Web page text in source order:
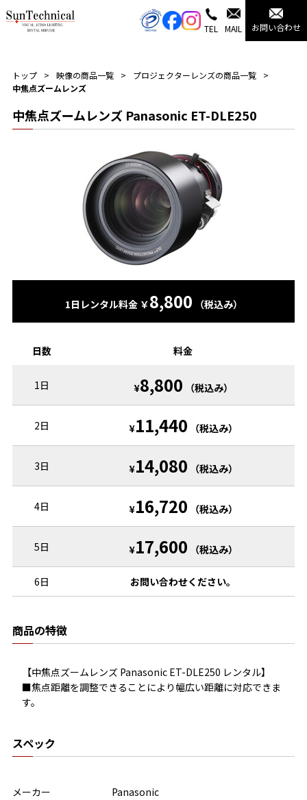
TEL MAIL お問い合わせ
トップ 映像の商品一覧
プロジェクターレンズの商品一覧
中焦点ズームレンズ
中焦点ズームレンズ Panasonic ET-DLE250
1日レンタル料金 ￥8,800 （税込み）
日数 料金
1日 ¥8,800 （税込み）
2日 ¥11,440 （税込み）
3日 ¥14,080 （税込み）
4日 ¥16,720 （税込み）
5日 ¥17,600 （税込み）
6日 お問い合わせください。
商品の特徴
【中焦点ズームレンズ Panasonic ET-DLE250 レンタル】
■焦点距離を調整できることにより幅広い距離に対応できま
す。
スペック
メーカー Panasonic